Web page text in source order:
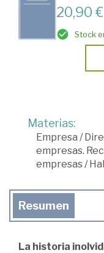
20,90 €
Stock
Materias:
Empresa /
empresas.
empresas /
Resumen
La historia